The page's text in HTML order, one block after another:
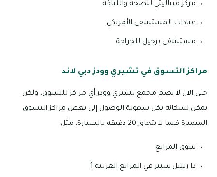
مركز فيتاليتي للصحة واللياقة
عيادات المستشفى الأمريكي
مستشفى برجيل للجراحة
مراكز التسوق في تشيري وودز دبي لاند
حتى الآن لا يضم مجمع تشيري وودز أي مراكز للتسوق، ولكن
يمكن لسكانه بكل سهولة الوصول إلى بعض مراكز التسوق
المتميزة فيما لا يتجاوز 20 دقيقة بالسيارة، مثل:
سوق المرابع
ذا ريتيل سنتر في المرابع العربية 1